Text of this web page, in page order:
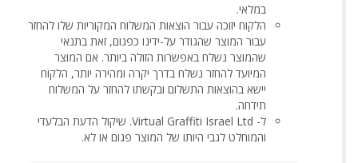
במלאי.
הלקוח יזוכה עבור הוצאות המשלוח המקוריות שלו להחזר
עבור המוצר שהגודר על-ידינו כפגום, זאת בתנאי
שהמוצר נשלח באפשרות הזולה ביותר. אם המוצר
המיועד להחזר נשלח בדרך יקרה ומהירה יותר, הלקוח
יישא בהוצאות התשלום ובקשתו להחזר על המשלוח
תידחה.
ל- Virtual Graffiti Israel Ltd. שיקול הדעת הבלעדי
והמוחלט לגבי היותו של המוצר פגום או לא.